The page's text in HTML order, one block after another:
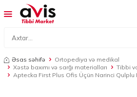
Əsas səhifə
Ortopediya və medikal
Xəstə baxımı və sarğı materialları
Tibbi
Aptecka First Plus Ofis Üçün Narinci Qulplu